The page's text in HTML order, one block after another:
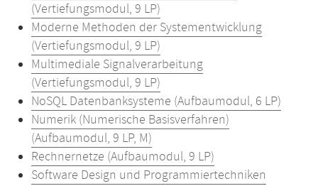
(Vertiefungsmodul, 9 LP)
Moderne Methoden der Systementwicklung
(Vertiefungsmodul, 9 LP)
Multimediale Signalverarbeitung
(Vertiefungsmodul, 9 LP)
NoSQL Datenbanksysteme (Aufbaumodul, 6 LP)
Numerik (Numerische Basisverfahren)
(Aufbaumodul, 9 LP, M)
Rechnernetze (Aufbaumodul, 9 LP)
Software Design und Programmiertechniken